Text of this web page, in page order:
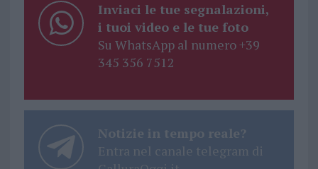
Inviaci le tue segnalazioni,
i tuoi video e le tue foto
Su WhatsApp al numero +39
345 356 7512
Notizie in tempo reale?
Entra nel canale telegram di